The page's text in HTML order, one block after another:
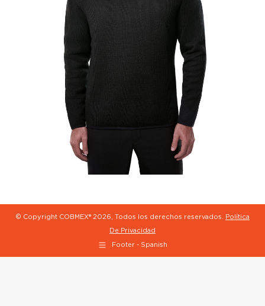
© Copyright COBMEX® 2026, Todos los derechos reservados. Política
De Privacidad
Footer - Spanish